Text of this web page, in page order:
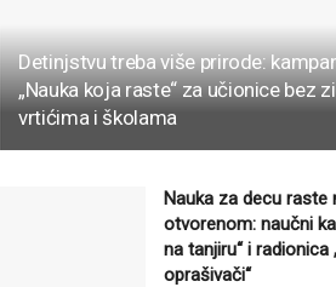
Detinjstvu treba više prirode:
„Nauka koja raste“ za učionice bez
vrtićima i školama
Nauka za decu raste
otvorenom: naučni
na tanjiru“ i radionica
oprašivači“